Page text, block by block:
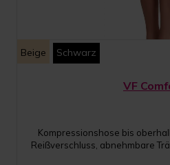
Beige Schwarz
VF
Kompressionshose bis
Reißverschluss, abnehmbare